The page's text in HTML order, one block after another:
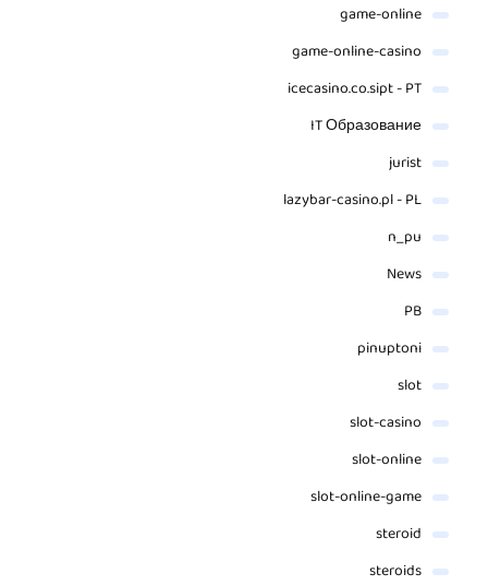
game-online
game-online-casino
icecasino.co.sipt - PT
IT Образование
jurist
lazybar-casino.pl - PL
n_pu
News
PB
pinuptoni
slot
slot-casino
slot-online
slot-online-game
steroid
steroids